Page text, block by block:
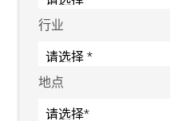
行业
地点